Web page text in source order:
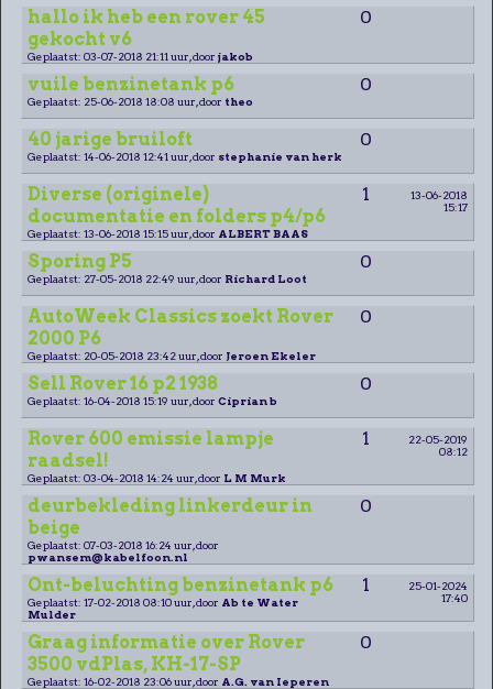
hallo ik heb een rover 45
gekocht v6
0
Geplaatst: 03-07-2018 21:11 uur, door jakob
vuile benzinetank p6 0
Geplaatst: 25-06-2018 18:08 uur, door theo
40 jarige bruiloft 0
Geplaatst: 14-06-2018 12:41 uur, door stephanie van herk
Diverse (originele)
documentatie en folders p4/p6
1
13-06-2018
15:17
Geplaatst: 13-06-2018 15:15 uur, door ALBERT BAAS
Sporing P5 0
Geplaatst: 27-05-2018 22:49 uur, door Richard Loot
AutoWeek Classics zoekt Rover
2000 P6
0
Geplaatst: 20-05-2018 23:42 uur, door Jeroen Ekeler
Sell Rover 16 p2 1938 0
Geplaatst: 16-04-2018 15:19 uur, door Ciprian b
Rover 600 emissie lampje
raadsel!
1
22-05-2019
08:12
Geplaatst: 03-04-2018 14:24 uur, door L M Murk
deurbekleding linkerdeur in
beige
0
Geplaatst: 07-03-2018 16:24 uur, door
pwansem@kabelfoon.nl
Ont-beluchting benzinetank p6 1
25-01-2024
17:40
Geplaatst: 17-02-2018 08:10 uur, door Ab te Water
Mulder
Graag informatie over Rover
3500 vdPlas, KH-17-SP
0
Geplaatst: 16-02-2018 23:06 uur, door A.G. van Ieperen